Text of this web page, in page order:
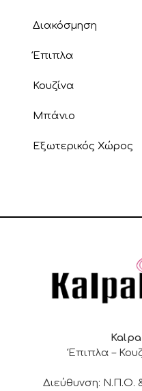
Διακόσμηση
Έπιπλα
Κουζίνα
Μπάνιο
Εξωτερικός Χώρος
Έπιπλα –
Διεύθυνση: Ν.Π.Ο.